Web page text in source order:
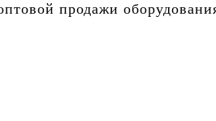
продажи